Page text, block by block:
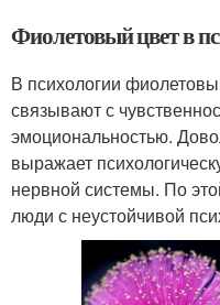
Фиолетовый цвет в
В психологии
связывают с
эмоциональностью.
выражает
нервной системы. По
люди с неустойчивой